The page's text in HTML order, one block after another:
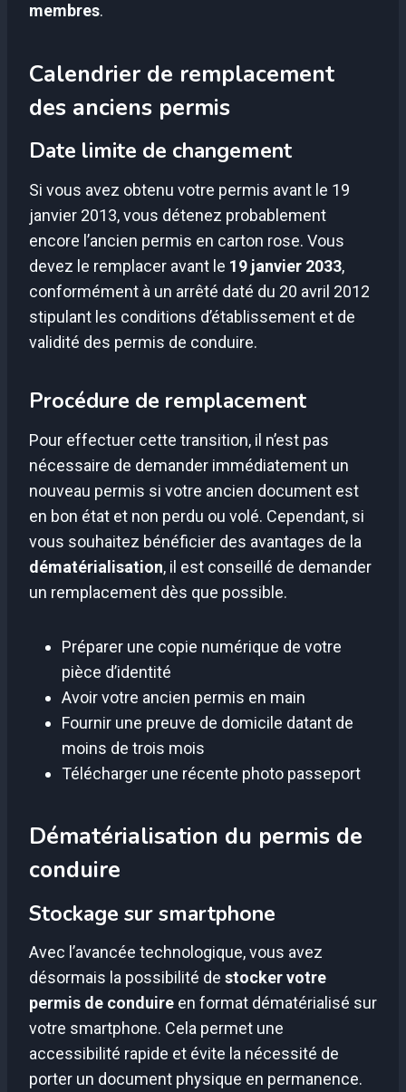
membres.
Calendrier de remplacement
des anciens permis
Date limite de changement
Si vous avez obtenu votre permis avant le 19
janvier 2013, vous détenez probablement
encore l’ancien permis en carton rose. Vous
devez le remplacer avant le 19 janvier 2033,
conformément à un arrêté daté du 20 avril 2012
stipulant les conditions d’établissement et de
validité des permis de conduire.
Procédure de remplacement
Pour effectuer cette transition, il n’est pas
nécessaire de demander immédiatement un
nouveau permis si votre ancien document est
en bon état et non perdu ou volé. Cependant, si
vous souhaitez bénéficier des avantages de la
dématérialisation, il est conseillé de demander
un remplacement dès que possible.
Préparer une copie numérique de votre
pièce d’identité
Avoir votre ancien permis en main
Fournir une preuve de domicile datant de
moins de trois mois
Télécharger une récente photo passeport
Dématérialisation du permis de
conduire
Stockage sur smartphone
Avec l’avancée technologique, vous avez
désormais la possibilité de stocker votre
permis de conduire en format dématérialisé sur
votre smartphone. Cela permet une
accessibilité rapide et évite la nécessité de
porter un document physique en permanence.